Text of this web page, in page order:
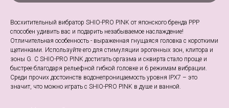
Восхитительный вибратор SHIO-PRO PINK от японского бренда PPP
способен удивить вас и подарить незабываемое наслаждение!
Отличительная особенность - выраженная гнущаяся головка с короткими
щетинками. Используйте его для стимуляции эрогенных зон, клитора и
зоны G. С SHIO-PRO PINK достигать оргазма и сквирта стало проще и
быстрее благодаря рельефной гибкой головке и 6 режимам вибрации.
Среди прочих достоинств водонепроницаемость уровня IPX7 – это
значит, что можно играть с SHIO-PRO PINK в душе и ванной.